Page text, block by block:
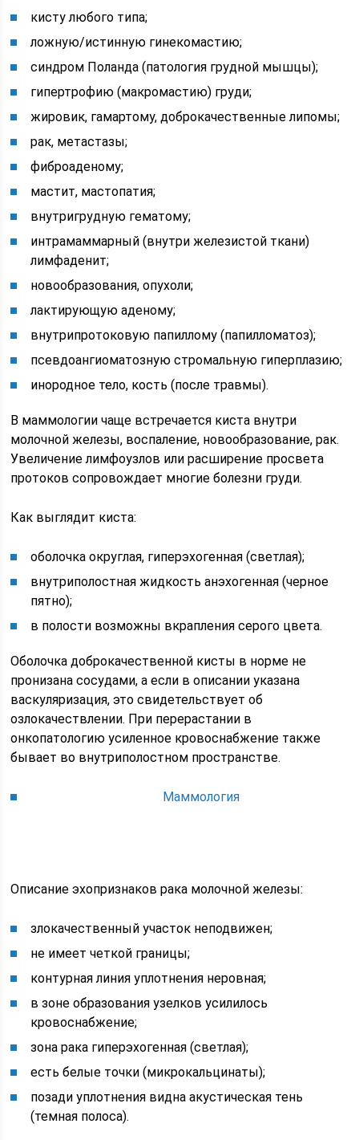
кисту любого типа;
ложную/истинную гинекомастию;
синдром Поланда (патология грудной мышцы);
гипертрофию (макромастию) груди;
жировик, гамартому, доброкачественные липомы;
рак, метастазы;
фиброаденому;
мастит, мастопатия;
внутригрудную гематому;
интрамаммарный (внутри железистой ткани)
лимфаденит;
новообразования, опухоли;
лактирующую аденому;
внутрипротоковую папиллому (папилломатоз);
псевдоангиоматозную стромальную гиперплазию;
инородное тело, кость (после травмы).
В маммологии чаще встречается киста внутри
молочной железы, воспаление, новообразование, рак.
Увеличение лимфоузлов или расширение просвета
протоков сопровождает многие болезни груди.
Как выглядит киста:
оболочка округлая, гиперэхогенная (светлая);
внутриполостная жидкость анэхогенная (черное
пятно);
в полости возможны вкрапления серого цвета.
Оболочка доброкачественной кисты в норме не
пронизана сосудами, а если в описании указана
васкуляризация, это свидетельствует об
озлокачествлении. При перерастании в
онкопатологию усиленное кровоснабжение также
бывает во внутриполостном пространстве.
Маммология
Описание эхопризнаков рака молочной железы:
злокачественный участок неподвижен;
не имеет четкой границы;
контурная линия уплотнения неровная;
в зоне образования узелков усилилось
кровоснабжение;
зона рака гиперэхогенная (светлая);
есть белые точки (микрокальцинаты);
позади уплотнения видна акустическая тень
(темная полоса).